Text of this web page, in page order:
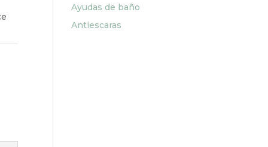
Ayudas de baño
Antiescaras